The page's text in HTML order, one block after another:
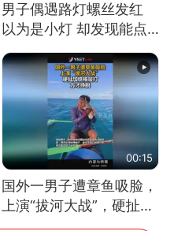
男子偶遇路灯螺丝发红
以为是小灯 却发现能点
燃香烟 当事人：已报警
处理
00:15
国外一男子遭章鱼吸脸，
上演“拔河大战”，硬扯加
铁棒敲打方才挣脱